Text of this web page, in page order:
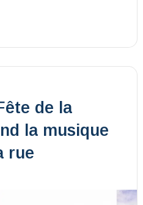
de la
la musique
rue